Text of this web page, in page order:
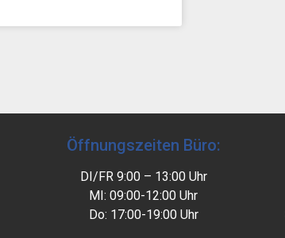
Öffnungszeiten Büro:
DI/FR 9:00 – 13:00 Uhr
MI: 09:00-12:00 Uhr
Do: 17:00-19:00 Uhr